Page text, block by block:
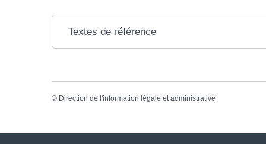
Textes de référence
© Direction de l'information légale et administrative